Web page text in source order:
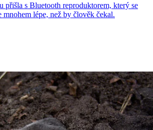
přišla s Bluetooth reproduktorem, který se
mnohem lépe, než by člověk čekal.